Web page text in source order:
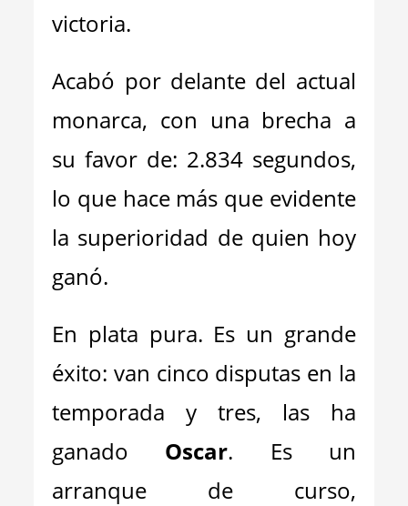
victoria.
Acabó por delante del actual
monarca, con una brecha a
su favor de: 2.834 segundos,
lo que hace más que evidente
la superioridad de quien hoy
ganó.
En plata pura. Es un grande
éxito: van cinco disputas en la
temporada y tres, las ha
ganado Oscar. Es un
arranque de curso,